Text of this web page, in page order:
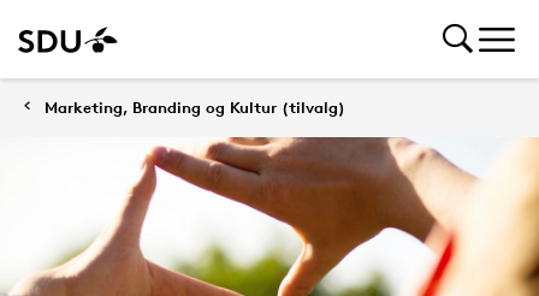
Marketing, Branding og Kultur (tilvalg)